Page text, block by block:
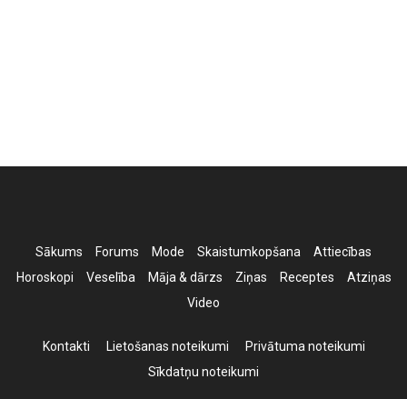
Sākums Forums Mode Skaistumkopšana
Attiecības
Horoskopi
Veselība Māja & dārzs Ziņas Receptes
Atziņas
Video
Kontakti Lietošanas noteikumi
Privātuma noteikumi
Sīkdatņu noteikumi